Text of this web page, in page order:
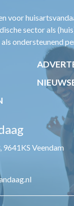
voor
sector als
ondersteunend
9641KS Veendam